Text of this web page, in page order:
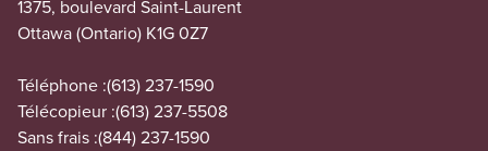
1375, boulevard Saint-Laurent
Ottawa (Ontario) K1G 0Z7
Téléphone :(613) 237-1590
Télécopieur :(613) 237-5508
Sans frais :(844) 237-1590